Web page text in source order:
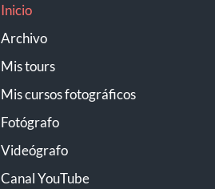
Inicio
Archivo
Mis tours
Mis cursos fotográficos
Fotógrafo
Videógrafo
Canal YouTube